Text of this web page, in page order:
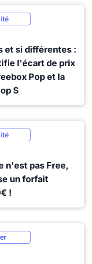
et si différentes :
l'écart de prix
Pop et la
S
n'est pas Free,
un forfait
!